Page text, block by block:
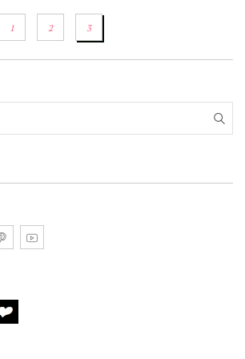
1 2 3